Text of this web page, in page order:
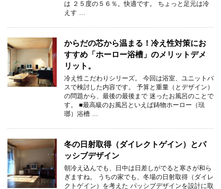
は ２５度の５６％。快適です。 ちょっと足元は冷
えす …
からだの芯から温まる！冷え性対策にお
すすめ「ホーロー浴槽」のメリットデメ
リット。
冷え性こだわりシリーズ。 今回は浴室、ユニットバ
スで検討した内容です。 予算と重量（とデザイン）
の問題から、最後の最後まで 迷ったお風呂のことで
す。 ■最高級のお風呂といえば鋳物ホーロー（琺
瑯）浴槽 …
冬の日射取得（ダイレクトゲイン）とパ
ッシブデザイン
朝冷え込んでも、日中は日差しがでると寒さが和ら
ぎますね。 うちの家でも、冬場の日射取得（ダイレ
クトゲイン）を考えた パッシブデザインを設計に取